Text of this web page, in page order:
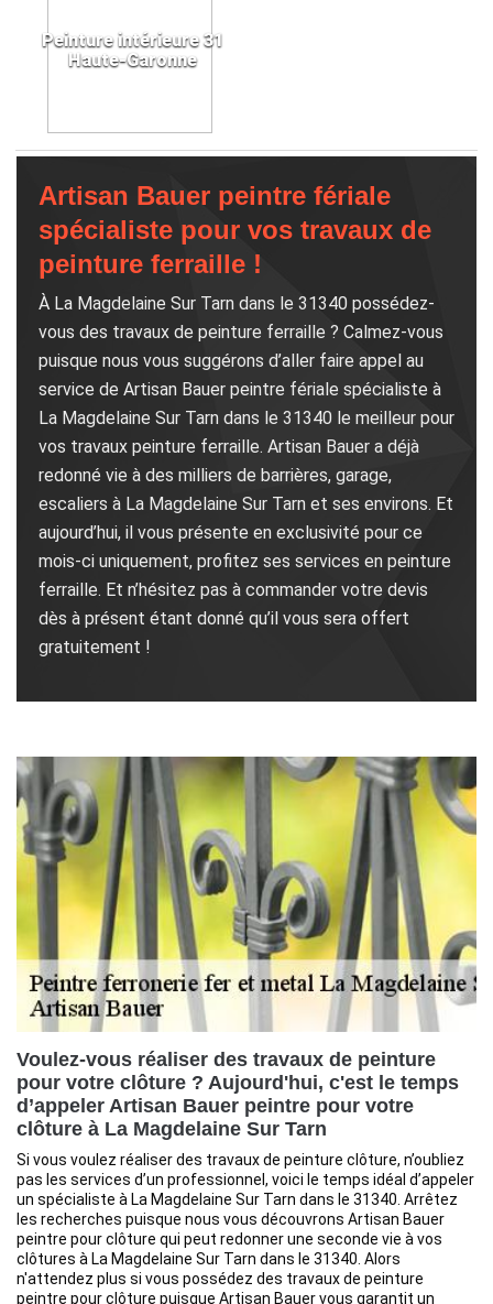
Peinture intérieure 31
Haute-Garonne
Artisan Bauer peintre fériale
spécialiste pour vos travaux de
peinture ferraille !
À La Magdelaine Sur Tarn dans le 31340 possédez-
vous des travaux de peinture ferraille ? Calmez-vous
puisque nous vous suggérons d’aller faire appel au
service de Artisan Bauer peintre fériale spécialiste à
La Magdelaine Sur Tarn dans le 31340 le meilleur pour
vos travaux peinture ferraille. Artisan Bauer a déjà
redonné vie à des milliers de barrières, garage,
escaliers à La Magdelaine Sur Tarn et ses environs. Et
aujourd’hui, il vous présente en exclusivité pour ce
mois-ci uniquement, profitez ses services en peinture
ferraille. Et n’hésitez pas à commander votre devis
dès à présent étant donné qu’il vous sera offert
gratuitement !
Voulez-vous réaliser des travaux de peinture
pour votre clôture ? Aujourd'hui, c'est le temps
d’appeler Artisan Bauer peintre pour votre
clôture à La Magdelaine Sur Tarn
Si vous voulez réaliser des travaux de peinture clôture, n’oubliez
pas les services d’un professionnel, voici le temps idéal d’appeler
un spécialiste à La Magdelaine Sur Tarn dans le 31340. Arrêtez
les recherches puisque nous vous découvrons Artisan Bauer
peintre pour clôture qui peut redonner une seconde vie à vos
clôtures à La Magdelaine Sur Tarn dans le 31340. Alors
n'attendez plus si vous possédez des travaux de peinture
peintre pour clôture puisque Artisan Bauer vous garantit un